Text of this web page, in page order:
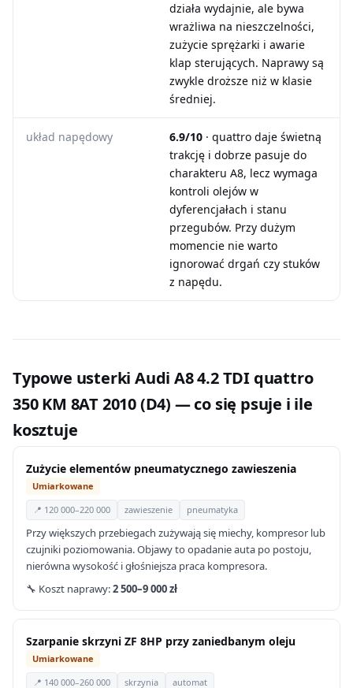
działa wydajnie, ale bywa
wrażliwa na nieszczelności,
zużycie sprężarki i awarie
klap sterujących. Naprawy są
zwykle droższe niż w klasie
średniej.
układ napędowy 6.9/10 · quattro daje świetną
trakcję i dobrze pasuje do
charakteru A8, lecz wymaga
kontroli olejów w
dyferencjałach i stanu
przegubów. Przy dużym
momencie nie warto
ignorować drgań czy stuków
z napędu.
Typowe usterki Audi A8 4.2 TDI quattro
350 KM 8AT 2010 (D4) — co się psuje i ile
kosztuje
Zużycie elementów pneumatycznego zawieszenia
Umiarkowane
📍 120 000–220 000
zawieszenie pneumatyka
Przy większych przebiegach zużywają się miechy, kompresor lub
czujniki poziomowania. Objawy to opadanie auta po postoju,
nierówna wysokość i głośniejsza praca kompresora.
🔧 Koszt naprawy:2 500–9 000 zł
Szarpanie skrzyni ZF 8HP przy zaniedbanym oleju
Umiarkowane
📍 140 000–260 000
skrzynia automat